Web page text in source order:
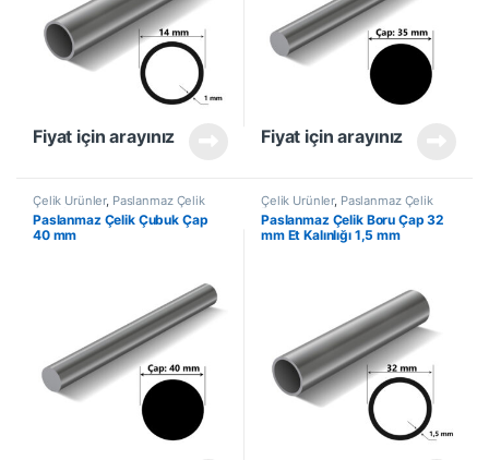
Fiyat için arayınız Fiyat için arayınız
Çelik Ürünler, Paslanmaz Çelik
Çubuk
Paslanmaz Çelik Çubuk Çap
40 mm
Çelik Ürünler, Paslanmaz Çelik
Boru
Paslanmaz Çelik Boru Çap 32
mm Et Kalınlığı 1,5 mm